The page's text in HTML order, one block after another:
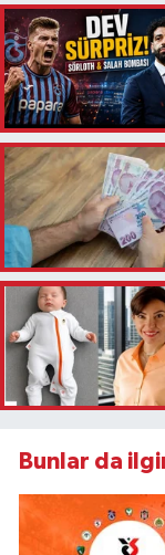
Bunlar da